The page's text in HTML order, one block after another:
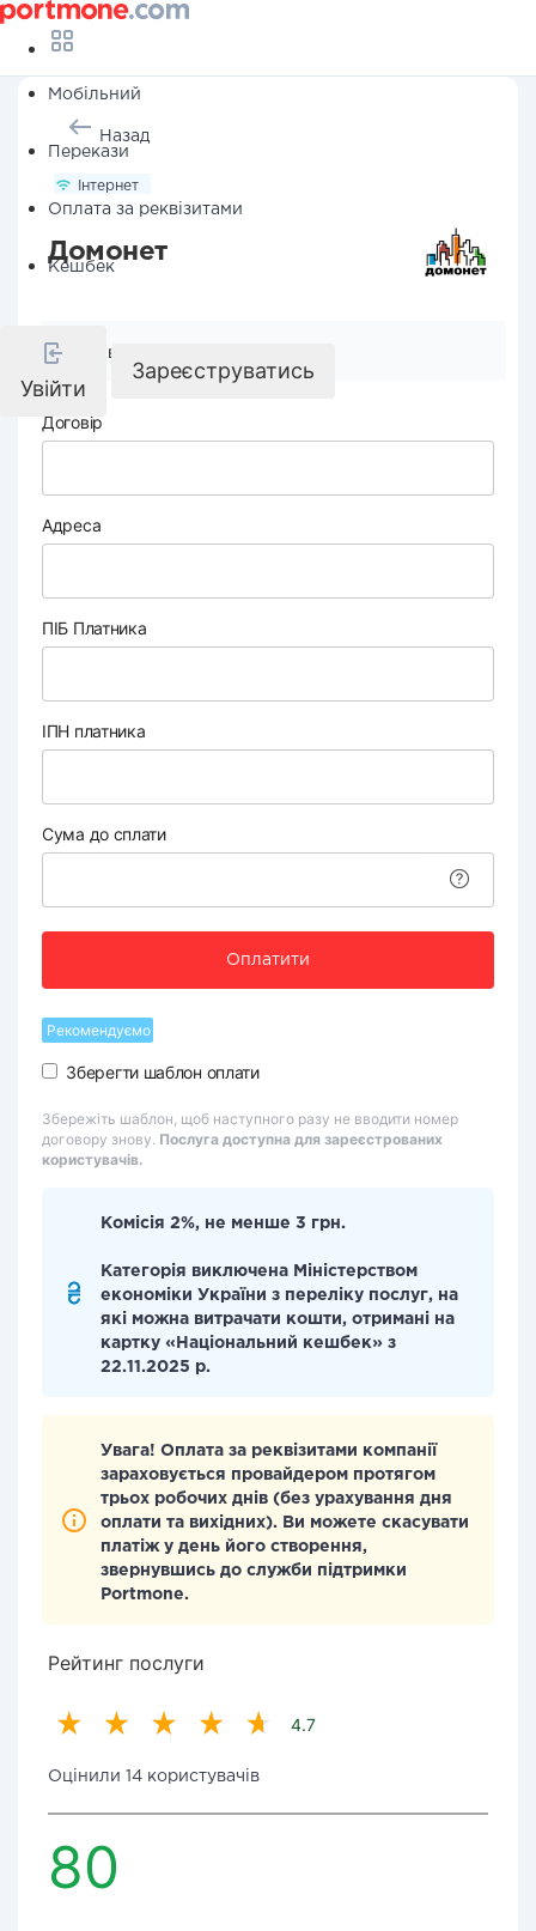
Мобільний
Перекази
Оплата за реквізитами
Кешбек
Увійти
Зареєструватись
Назад
Інтернет
Домонет
Реквізити компанії
Договір
Адреса
ПІБ Платника
ІПН платника
Сума до сплати
Оплатити
Рекомендуємо
Зберегти шаблон оплати
Збережіть шаблон, щоб наступного разу не вводити номер
договору знову. Послуга доступна для зареєстрованих
користувачів.
Комісія 2%, не менше 3 грн.
Категорія виключена Міністерством
економіки України з переліку послуг, на
які можна витрачати кошти, отримані на
картку «Національний кешбек» з
22.11.2025 р.
Увага! Оплата за реквізитами компанії
зараховується провайдером протягом
трьох робочих днів (без урахування дня
оплати та вихідних). Ви можете скасувати
платіж у день його створення,
звернувшись до служби підтримки
Portmone.
Рейтинг послуги
4.7
Оцінили 14 користувачів
80